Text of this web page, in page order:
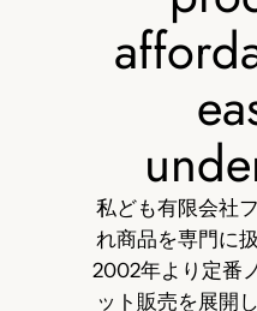
私ども有限会社
れ商品を専門に
2002年より定番
ット販売を展開